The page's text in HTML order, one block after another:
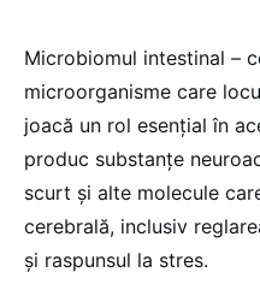
Microbiomul intestinal –
microorganisme care
joacă un rol esențial în
produc substanțe
scurt și alte molecule
cerebrală, inclusiv
și raspunsul la stres.